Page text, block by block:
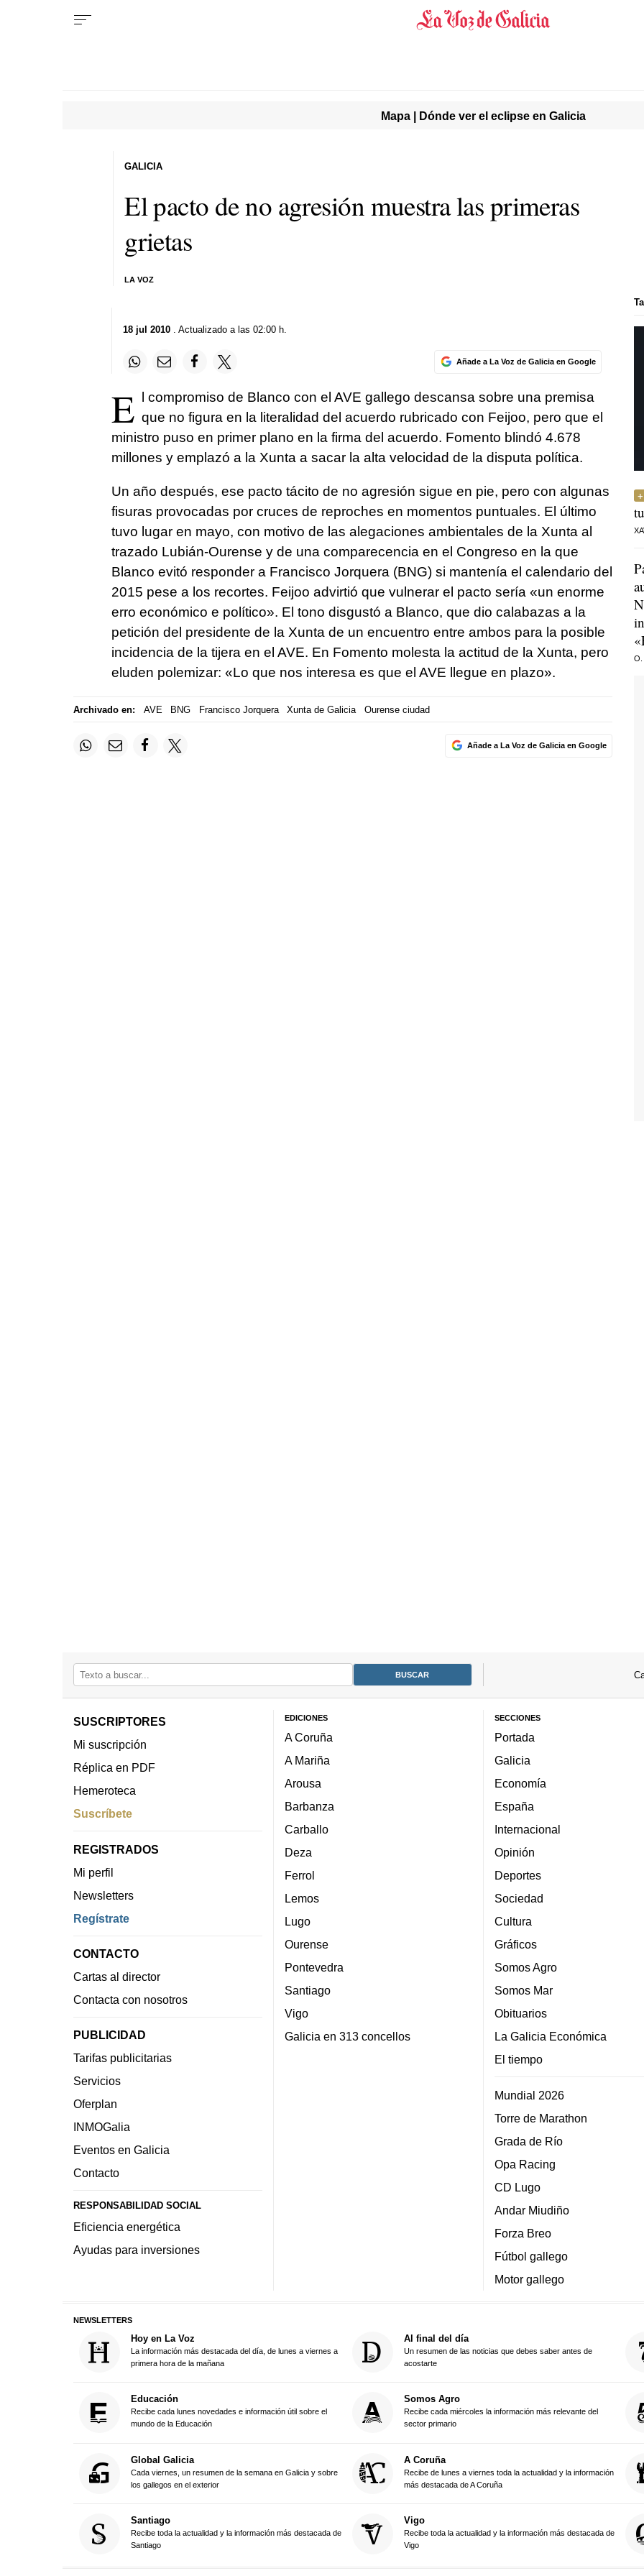
Mapa | Dónde ver el eclipse en Galicia
El pacto de no agresión muestra las primeras
grietas
LA VOZ
GALICIA
18 jul 2010. Actualizado a las 02:00 h.
Añade a La Voz de Galicia en Google
E
l compromiso de Blanco con el AVE gallego descansa sobre una premisa
que no figura en la literalidad del acuerdo rubricado con Feijoo, pero que el
ministro puso en primer plano en la firma del acuerdo. Fomento blindó 4.678
millones y emplazó a la Xunta a sacar la alta velocidad de la disputa política.
Un año después, ese pacto tácito de no agresión sigue en pie, pero con algunas
fisuras provocadas por cruces de reproches en momentos puntuales. El último
tuvo lugar en mayo, con motivo de las alegaciones ambientales de la Xunta al
trazado Lubián-Ourense y de una comparecencia en el Congreso en la que
Blanco evitó responder a Francisco Jorquera (BNG) si mantenía el calendario del
2015 pese a los recortes. Feijoo advirtió que vulnerar el pacto sería «un enorme
erro económico e político». El tono disgustó a Blanco, que dio calabazas a la
petición del presidente de la Xunta de un encuentro entre ambos para la posible
incidencia de la tijera en el AVE. En Fomento molesta la actitud de la Xunta, pero
eluden polemizar: «Lo que nos interesa es que el AVE llegue en plazo».
Archivado en: AVE BNG Francisco Jorquera Xunta de Galicia Ourense ciudad
Añade a La Voz de Galicia en Google
O.
SUSCRIPTORES
Mi suscripción
Réplica en PDF
Hemeroteca
Suscríbete
REGISTRADOS
Mi perfil
Newsletters
Regístrate
CONTACTO
Cartas al director
Contacta con nosotros
PUBLICIDAD
Tarifas publicitarias
Servicios
Oferplan
INMOGalia
Eventos en Galicia
Contacto
RESPONSABILIDAD SOCIAL
Eficiencia energética
Ayudas para inversiones
EDICIONES
A Coruña
A Mariña
Arousa
Barbanza
Carballo
Deza
Ferrol
Lemos
Lugo
Ourense
Pontevedra
Santiago
Vigo
Galicia en 313 concellos
SECCIONES
Portada
Galicia
Economía
España
Internacional
Opinión
Deportes
Sociedad
Cultura
Gráficos
Somos Agro
Somos Mar
Obituarios
La Galicia Económica
El tiempo
Mundial 2026
Torre de Marathon
Grada de Río
Opa Racing
CD Lugo
Andar Miudiño
Forza Breo
Fútbol gallego
Motor gallego
NEWSLETTERS
Hoy en La Voz
La información más destacada del día, de lunes a viernes a
primera hora de la mañana
Al final del día
Un resumen de las noticias que debes saber antes de
acostarte
Educación
Recibe cada lunes novedades e información útil sobre el
mundo de la Educación
Somos Agro
Recibe cada miércoles la información más relevante del
sector primario
Global Galicia
Cada viernes, un resumen de la semana en Galicia y sobre
los gallegos en el exterior
A Coruña
Recibe de lunes a viernes toda la actualidad y la información
más destacada de A Coruña
Santiago
Recibe toda la actualidad y la información más destacada de
Santiago
Vigo
Recibe toda la actualidad y la información más destacada de
Vigo